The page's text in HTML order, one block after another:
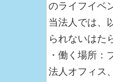
のライフイベ
当法人では、
られないはた
・働く場所：
法人オフィス